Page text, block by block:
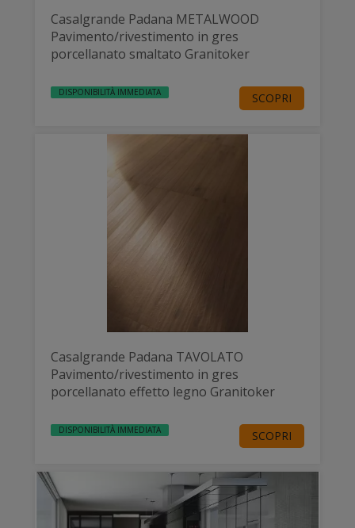
Casalgrande Padana METALWOOD
Pavimento/rivestimento in gres
porcellanato smaltato Granitoker
DISPONIBILITÀ IMMEDIATA SCOPRI
Casalgrande Padana TAVOLATO
Pavimento/rivestimento in gres
porcellanato effetto legno Granitoker
DISPONIBILITÀ IMMEDIATA SCOPRI